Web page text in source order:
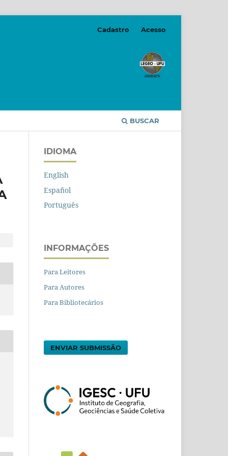
BUSCAR
Cadastro Acesso
IDIOMA
English
Español
Português
INFORMAÇÕES
Para Leitores
Para Autores
Para Bibliotecários
ENVIAR SUBMISSÃO